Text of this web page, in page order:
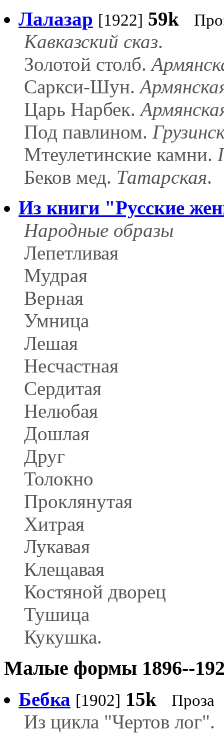
Лалазар [1922] 59k
Кавказский сказ.
Золотой столб.
Саркси-Шун.
Царь Нарбек.
Под павлином.
Мтеулетинские камни.
Беков мед. Татарская.
Из книги "Русские
Народные образы
Лепетливая
Мудрая
Верная
Умница
Лешая
Несчастная
Сердитая
Нелюбая
Дошлая
Друг
Толокно
Проклянутая
Хитрая
Лукавая
Клещавая
Костяной дворец
Тушица
Кукушка.
Малые формы 1896--
Бебка [1902] 15k Проза
Из цикла "Чертов лог".